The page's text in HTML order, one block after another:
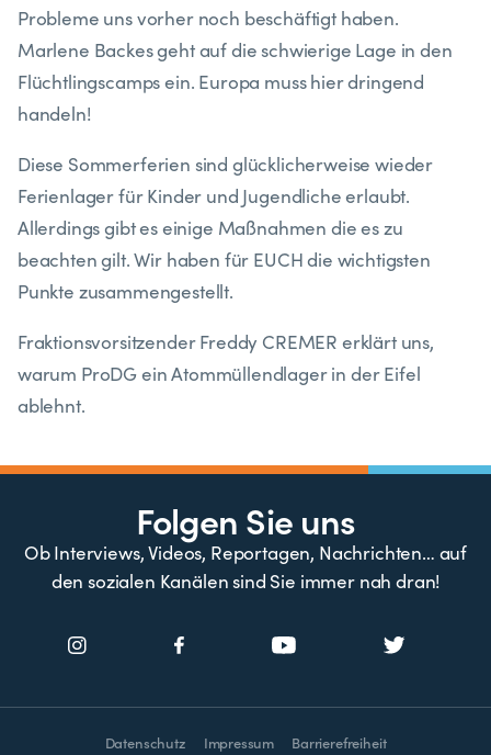
Probleme uns vorher noch beschäftigt haben.
Marlene Backes geht auf die schwierige Lage in den
Flüchtlingscamps ein. Europa muss hier dringend
handeln!
Diese Sommerferien sind glücklicherweise wieder
Ferienlager für Kinder und Jugendliche erlaubt.
Allerdings gibt es einige Maßnahmen die es zu
beachten gilt. Wir haben für EUCH die wichtigsten
Punkte zusammengestellt.
Fraktionsvorsitzender Freddy CREMER erklärt uns,
warum ProDG ein Atommüllendlager in der Eifel
ablehnt.
Folgen Sie uns
Ob Interviews, Videos, Reportagen, Nachrichten… auf
den sozialen Kanälen sind Sie immer nah dran!
Datenschutz Impressum Barrierefreiheit